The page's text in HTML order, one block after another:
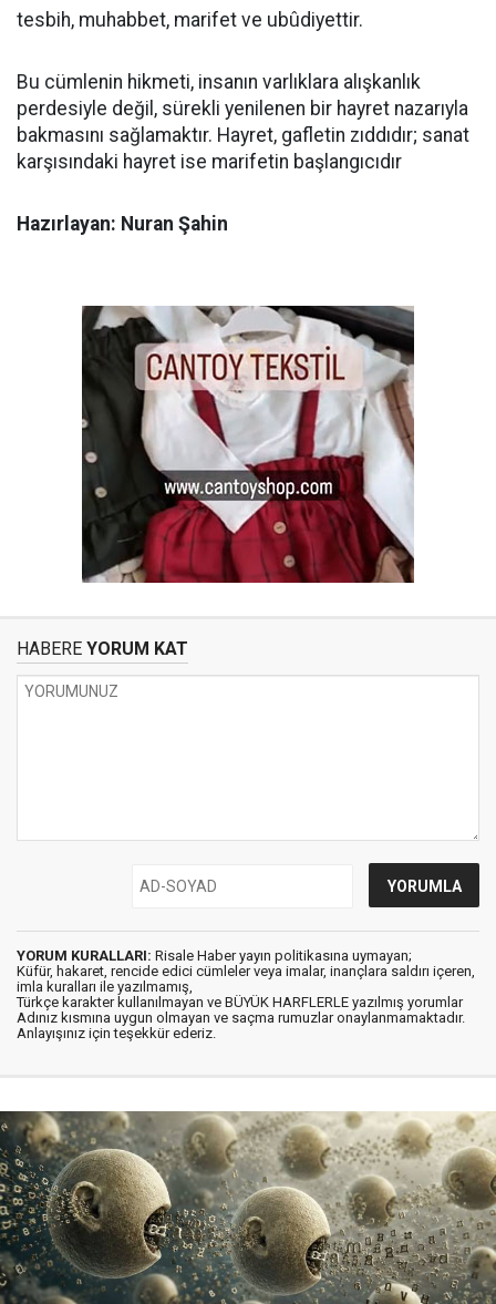
tesbih, muhabbet, marifet ve ubûdiyettir.
Bu cümlenin hikmeti, insanın varlıklara alışkanlık
perdesiyle değil, sürekli yenilenen bir hayret nazarıyla
bakmasını sağlamaktır. Hayret, gafletin zıddıdır; sanat
karşısındaki hayret ise marifetin başlangıcıdır
Hazırlayan: Nuran Şahin
HABERE YORUM KAT
YORUM KURALLARI: Risale Haber yayın politikasına uymayan;
Küfür, hakaret, rencide edici cümleler veya imalar, inançlara saldırı içeren,
imla kuralları ile yazılmamış,
Türkçe karakter kullanılmayan ve BÜYÜK HARFLERLE yazılmış yorumlar
Adınız kısmına uygun olmayan ve saçma rumuzlar onaylanmamaktadır.
Anlayışınız için teşekkür ederiz.